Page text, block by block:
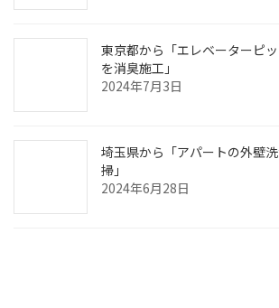
東京都から「エレベーターピ
を消臭施工」
2024年7月3日
埼玉県から「アパートの外壁
掃」
2024年6月28日